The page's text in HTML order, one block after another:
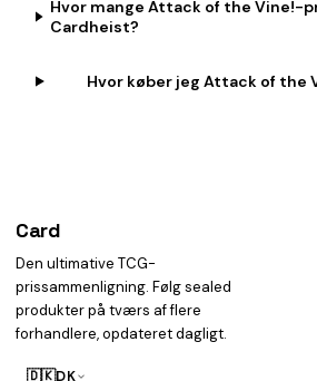
Hvor mange Attack of the Vine!-
Cardheist?
Hvor køber jeg Attack of the
Card
Den ultimative TCG-
prissammenligning. Følg sealed
produkter på tværs af flere
forhandlere, opdateret dagligt.
🇩🇰DK